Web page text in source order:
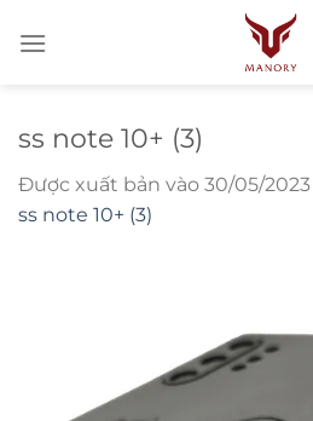
qua
ss note 10+ (3)
Được xuất bản vào 30/05/2023
ss note 10+ (3)